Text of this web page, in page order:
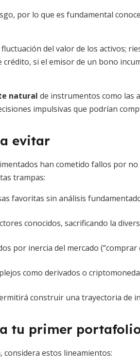
por lo que es fundamental
del valor de los activos;
si el emisor de un bono
natural de instrumentos como las
impulsivas que podrían
evitar
han cometido fallos por
trampas:
favoritas sin análisis
conocidos, sacrificando la
por inercia del mercado (“comprar
como derivados o
construir una trayectoria de
tu primer
estos lineamientos: